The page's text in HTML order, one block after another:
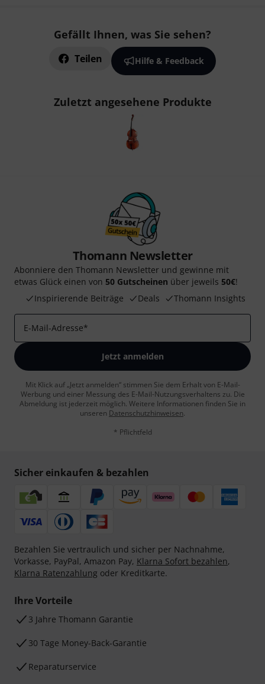
Gefällt Ihnen, was Sie sehen?
Teilen Hilfe & Feedback
Zuletzt angesehene Produkte
Thomann Newsletter
Abonniere den Thomann Newsletter und gewinne mit
etwas Glück einen von 50 Gutscheinen über jeweils 50€!
Inspirierende Beiträge
Deals Thomann Insights
E-Mail-Adresse*
Jetzt anmelden
Mit Klick auf „Jetzt anmelden“ stimmen Sie dem Erhalt von E-Mail-
Werbung und einer Messung des E-Mail-Nutzungsverhaltens zu. Die
Abmeldung ist jederzeit möglich. Weitere Informationen finden Sie in
unseren Datenschutzhinweisen.
* Pflichtfeld
Sicher einkaufen & bezahlen
Bezahlen Sie vertraulich und sicher per Nachnahme,
Vorkasse, PayPal, Amazon Pay, Klarna Sofort bezahlen,
Klarna Ratenzahlung oder Kreditkarte.
Ihre Vorteile
3 Jahre Thomann Garantie
30 Tage Money-Back-Garantie
Reparaturservice